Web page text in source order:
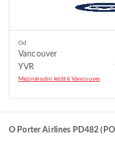
Od
Vancouver
YVR
Mezinárodní letiště Vancouver
O Porter Airlines PD482